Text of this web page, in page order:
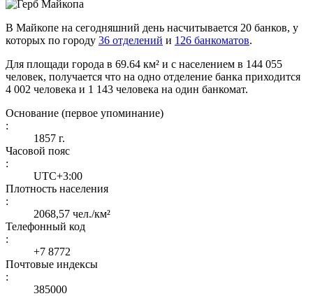
В Майкопе на сегодняшний день насчитывается 20 банков, у
которых по городу 36 отделений и 126 банкоматов.
Для площади города в 69.64 км² и с населением в 144 055
человек, получается что на одно отделение банка приходится
4 002 человека и 1 143 человека на один банкомат.
Основание (первое упоминание)
:
1857 г.
Часовой пояс
:
UTC+3:00
Плотность населения
:
2068,57 чел./км²
Телефонный код
:
+7 8772
Почтовые индексы
:
385000